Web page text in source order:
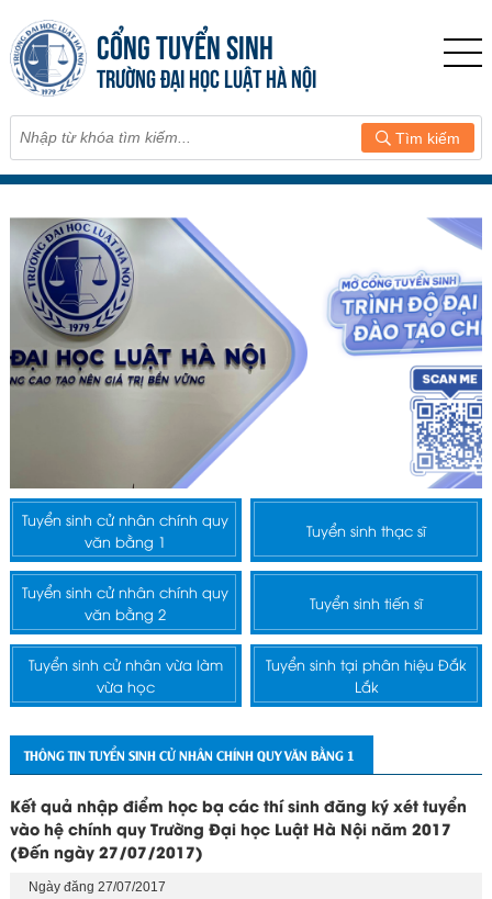
CỔNG TUYỂN SINH
TRƯỜNG ĐẠI HỌC LUẬT HÀ NỘI
Tìm kiếm
Tuyển sinh cử nhân chính quy
văn bằng 1
Tuyển sinh thạc sĩ
Tuyển sinh cử nhân chính quy
văn bằng 2
Tuyển sinh tiến sĩ
Tuyển sinh cử nhân vừa làm
vừa học
Tuyển sinh tại phân hiệu Đắk
Lắk
THÔNG TIN TUYỂN SINH CỬ NHÂN CHÍNH QUY VĂN BẰNG 1
Kết quả nhập điểm học bạ các thí sinh đăng ký xét tuyển
vào hệ chính quy Trường Đại học Luật Hà Nội năm 2017
(Đến ngày 27/07/2017)
Ngày đăng 27/07/2017